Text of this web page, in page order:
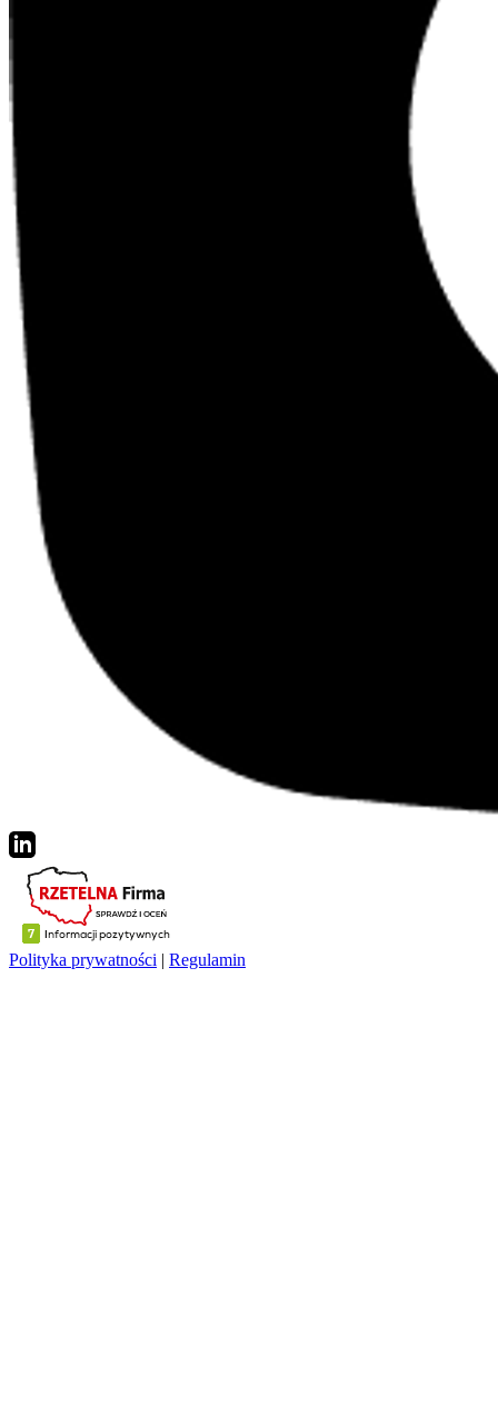
Polityka prywatności | Regulamin